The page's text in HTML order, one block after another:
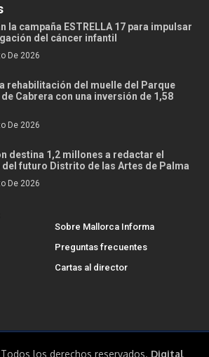
la campaña ESTRELLA 17 para impulsar
del cáncer infantil
De 2026
rehabilitación del muelle del Parque
Cabrera con una inversión de 1,58
De 2026
destina 1,2 millones a redactar el
futuro Distrito de las Artes de Palma
De 2026
Sobre Mallorca Informa
Preguntas frecuentes
Cartas al director
los derechos reservados. Digital